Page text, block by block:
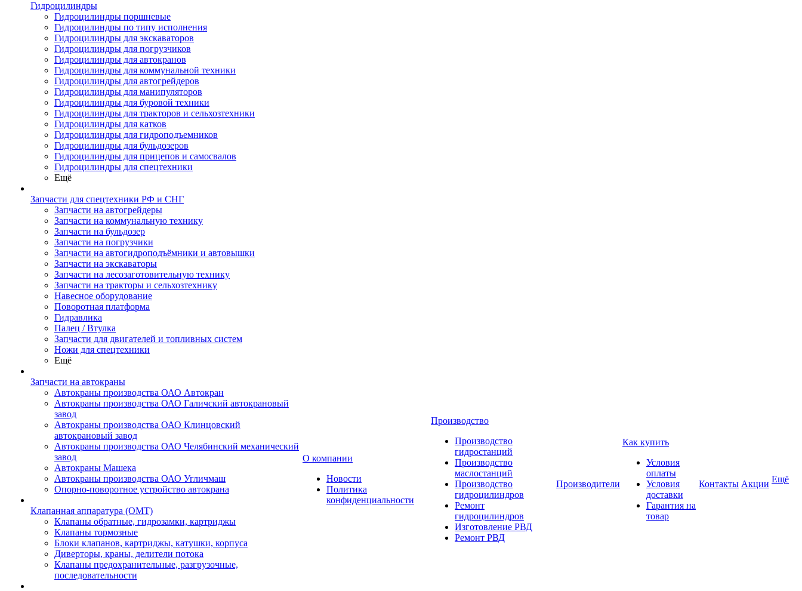
Гидроцилиндры
Гидроцилиндры поршневые
Гидроцилиндры по типу исполнения
Гидроцилиндры для экскаваторов
Гидроцилиндры для погрузчиков
Гидроцилиндры для автокранов
Гидроцилиндры для коммунальной техники
Гидроцилиндры для автогрейдеров
Гидроцилиндры для манипуляторов
Гидроцилиндры для буровой техники
Гидроцилиндры для тракторов и сельхозтехники
Гидроцилиндры для катков
Гидроцилиндры для гидроподъемников
Гидроцилиндры для бульдозеров
Гидроцилиндры для прицепов и самосвалов
Гидроцилиндры для спецтехники
Ещё
Запчасти для спецтехники РФ и СНГ
Запчасти на автогрейдеры
Запчасти на коммунальную технику
Запчасти на бульдозер
Запчасти на погрузчики
Запчасти на автогидроподъёмники и автовышки
Запчасти на экскаваторы
Запчасти на лесозаготовительную технику
Запчасти на тракторы и сельхозтехнику
Навесное оборудование
Поворотная платформа
Гидравлика
Палец / Втулка
Запчасти для двигателей и топливных систем
Ножи для спецтехники
Ещё
Запчасти на автокраны
Автокраны производства ОАО Автокран
Автокраны производства ОАО Галичский автокрановый
завод
Автокраны производства ОАО Клинцовский
автокрановый завод
Автокраны производства ОАО Челябинский механический
завод
Автокраны Машека
Автокраны производства ОАО Угличмаш
Опорно-поворотное устройство автокрана
Клапанная аппаратура (OMT)
Клапаны обратные, гидрозамки, картриджы
Клапаны тормозные
Блоки клапанов, картриджы, катушки, корпуса
Диверторы, краны, делители потока
Клапаны предохранительные, разгрузочные,
последовательности
О компании
Новости
Политика
конфиденциальности
Производство
Производство
гидростанций
Производство
маслостанций
Производство
гидроцилиндров
Ремонт
гидроцилиндров
Изготовление РВД
Ремонт РВД
Производители
Как купить
Условия
оплаты
Условия
доставки
Гарантия на
товар
Контакты Акции Ещё